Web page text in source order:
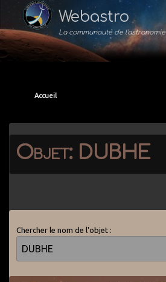
Webastro
La communauté de l'astronomie
Accueil
Objet: DUBHE
Chercher le nom de l'objet :